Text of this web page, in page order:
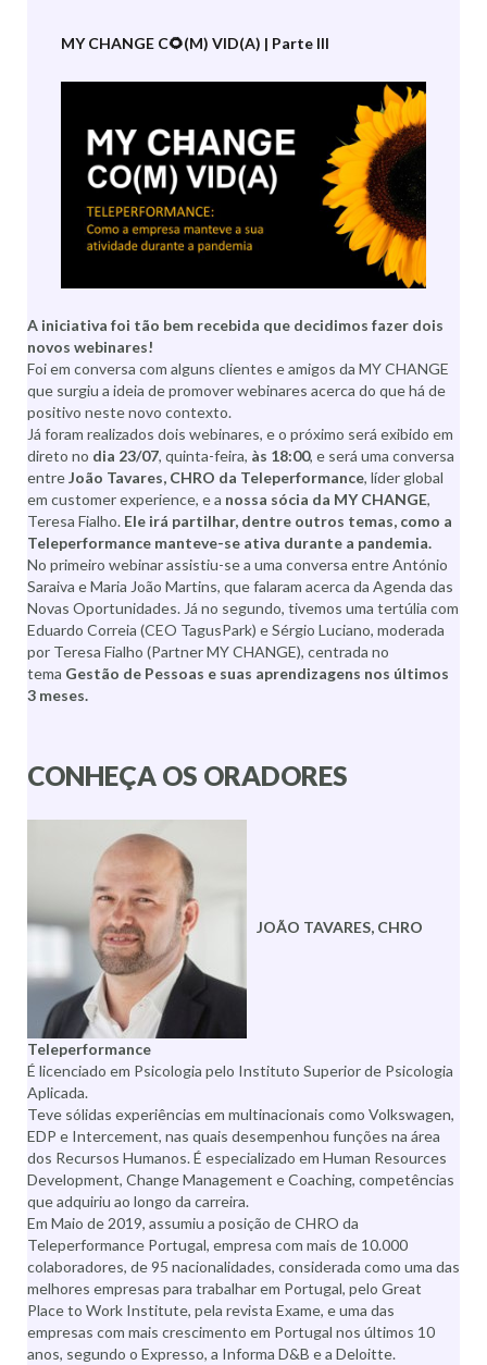
MY CHANGE C🌻(M) VID(A) | Parte III
A iniciativa foi tão bem recebida que decidimos fazer dois
novos webinares!
Foi em conversa com alguns clientes e amigos da MY CHANGE
que surgiu a ideia de promover webinares acerca do que há de
positivo neste novo contexto.
Já foram realizados dois webinares, e o próximo será exibido em
direto no dia 23/07, quinta-feira, às 18:00, e será uma conversa
entreJoão Tavares, CHRO da Teleperformance, líder global
em customer experience, e a nossa sócia da MY CHANGE,
Teresa Fialho. Ele irá partilhar, dentre outros temas, como a
Teleperformance manteve-se ativa durante a pandemia.
No primeiro webinar assistiu-se a uma conversa entre António
Saraiva e Maria João Martins, que falaram acerca da Agenda das
Novas Oportunidades. Já no segundo, tivemos uma tertúlia com
Eduardo Correia (CEO TagusPark) e Sérgio Luciano, moderada
por Teresa Fialho (Partner MY CHANGE), centrada no
tema Gestão de Pessoas e suas aprendizagens nos últimos
3 meses.
CONHEÇA OS ORADORES
JOÃO TAVARES, CHRO
Teleperformance
É licenciado em Psicologia pelo Instituto Superior de Psicologia
Aplicada.
Teve sólidas experiências em multinacionais como Volkswagen,
EDP e Intercement, nas quais desempenhou funções na área
dos Recursos Humanos. É especializado em Human Resources
Development, Change Management e Coaching, competências
que adquiriu ao longo da carreira.
Em Maio de 2019, assumiu a posição de CHRO da
Teleperformance Portugal, empresa com mais de 10.000
colaboradores, de 95 nacionalidades, considerada como uma das
melhores empresas para trabalhar em Portugal, pelo Great
Place to Work Institute, pela revista Exame, e uma das
empresas com mais crescimento em Portugal nos últimos 10
anos, segundo o Expresso, a Informa D&B e a Deloitte.